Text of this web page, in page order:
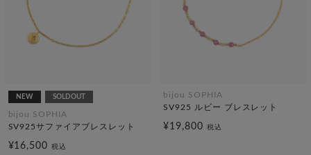
NEW SOLDOUT
bijou SOPHIA
SV925サファイアブレスレット
¥16,500税込
bijou SOPHIA
SV925 ルビー ブレスレット
¥19,800 税込